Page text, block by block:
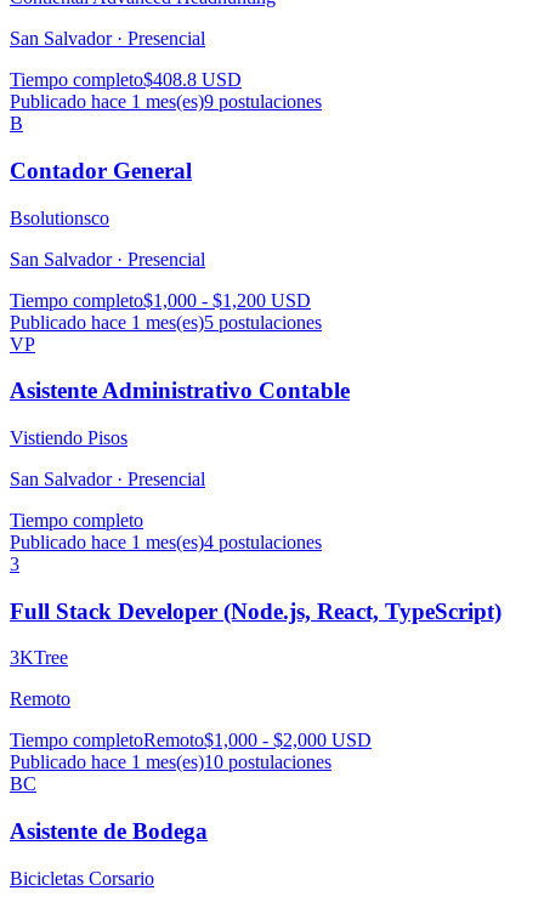
San Salvador · Presencial
Tiempo completo$408.8 USD
Publicado hace 1 mes(es)9 postulaciones
B
Contador General
Bsolutionsco
San Salvador · Presencial
Tiempo completo$1,000 - $1,200 USD
Publicado hace 1 mes(es)5 postulaciones
VP
Asistente Administrativo Contable
Vistiendo Pisos
San Salvador · Presencial
Tiempo completo
Publicado hace 1 mes(es)4 postulaciones
3
Full Stack Developer (Node.js, React, TypeScript)
3KTree
Remoto
Tiempo completoRemoto$1,000 - $2,000 USD
Publicado hace 1 mes(es)10 postulaciones
BC
Asistente de Bodega
Bicicletas Corsario